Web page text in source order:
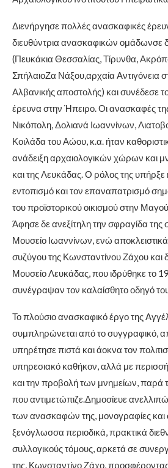
Διενήργησε πολλές ανασκαφικές
διευθύντρια ανασκαφικών ομάδωνσε
(Πευκάκια Θεσσαλίας, Τίρυνθα,
ΣπήλαιοΖα Νάξου,αρχαία Αντιγόνεια
Αλβανικής αποστολής) και συνέδεσε
έρευνα στην Ήπειρο. Οι ανασκαφές
Νικόπολη, Δολιανά Ιωαννίνων,
Κοιλάδα του Αώου, κ.α. ήταν
ανάδειξη αρχαιολογικών χώρων και
και της Λευκάδας. Ο ρόλος της υπήρξε
εντοπισμό και τον επαναπατρισμό
του προϊστορικού οικισμού στην
Άφησε δε ανεξίτηλη την σφραγίδα της
Μουσείο Ιωαννίνων, ενώ
συζύγου της Κωνσταντίνου Ζάχου και
Μουσείο Λευκάδας, που ιδρύθηκε το
συνέγραψαν τον καλαίσθητο οδηγό
Το πλούσιο ανασκαφικό έργο της
συμπληρώνεται από το συγγραφικό,
υπηρέτησε πιστά και άοκνα τον
υπηρεσιακό καθήκον, αλλά με
και την προβολή των μνημείων, παρά
που αντιμετώπιζε.Δημοσίευε
των ανασκαφών της, μονογραφίες και
ξενόγλωσσα περιοδικά, πρακτικά
συλλογικούς τόμους, αρκετά σε
της, Κωνσταντίνο Ζάχο,